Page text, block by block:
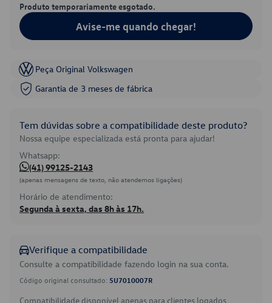
Produto temporariamente esgotado.
Avise-me quando chegar!
Peça Original Volkswagen
Garantia de 3 meses de fábrica
Tem dúvidas sobre a compatibilidade deste produto?
Nossa equipe especializada está pronta para ajudar!
Whatsapp:
(41) 99125-2143
(apenas mensagens de texto, não atendemos ligações)
Horário de atendimento:
Segunda à sexta, das 8h às 17h.
Verifique a compatibilidade
Consulte a compatibilidade fazendo login na sua conta.
Código original consultado: 5U7010007R
Compatibilidade disponível apenas para clientes logados.